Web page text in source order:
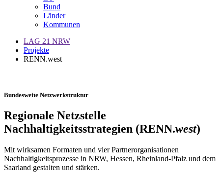
Bund
Länder
Kommunen
LAG 21 NRW
Projekte
RENN.west
Bundesweite Netzwerkstruktur
Regionale Netzstelle
Nachhaltigkeitsstrategien (RENN.west)
Mit wirksamen Formaten und vier Partnerorganisationen
Nachhaltigkeitsprozesse in NRW, Hessen, Rheinland-Pfalz und dem
Saarland gestalten und stärken.